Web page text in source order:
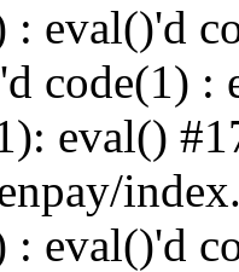
: eval()'d
code(1) :
eval()
: eval()'d